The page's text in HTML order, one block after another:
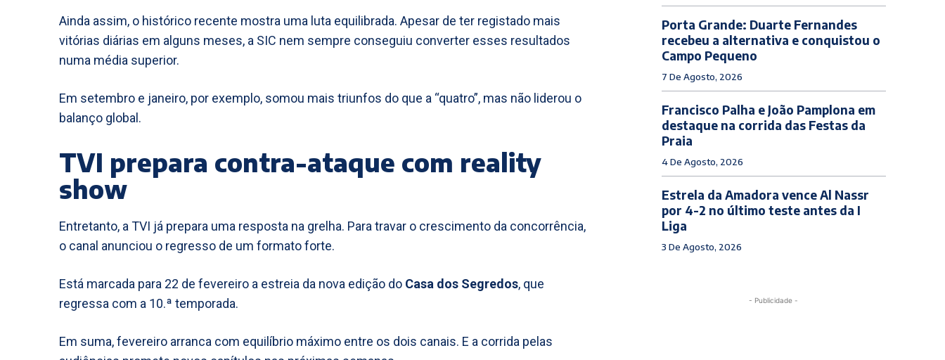
Ainda assim, o histórico recente mostra uma luta equilibrada. Apesar de ter registado mais
vitórias diárias em alguns meses, a SIC nem sempre conseguiu converter esses resultados
numa média superior.
Em setembro e janeiro, por exemplo, somou mais triunfos do que a “quatro”, mas não liderou o
balanço global.
TVI prepara contra-ataque com reality
show
Entretanto, a TVI já prepara uma resposta na grelha. Para travar o crescimento da concorrência,
o canal anunciou o regresso de um formato forte.
Está marcada para 22 de fevereiro a estreia da nova edição do Casa dos Segredos, que
regressa com a 10.ª temporada.
Em suma, fevereiro arranca com equilíbrio máximo entre os dois canais. E a corrida pelas
Porta Grande: Duarte Fernandes
recebeu a alternativa e conquistou o
Campo Pequeno
7 De Agosto, 2026
Francisco Palha e João Pamplona em
destaque na corrida das Festas da
Praia
4 De Agosto, 2026
Estrela da Amadora vence Al Nassr
por 4-2 no último teste antes da I
Liga
3 De Agosto, 2026
- Publicidade -